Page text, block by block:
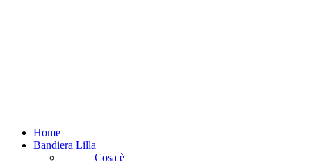
Home
Bandiera Lilla
Cosa è